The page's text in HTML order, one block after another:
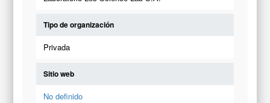
Tipo de organización
Privada
Sitio web
No definido